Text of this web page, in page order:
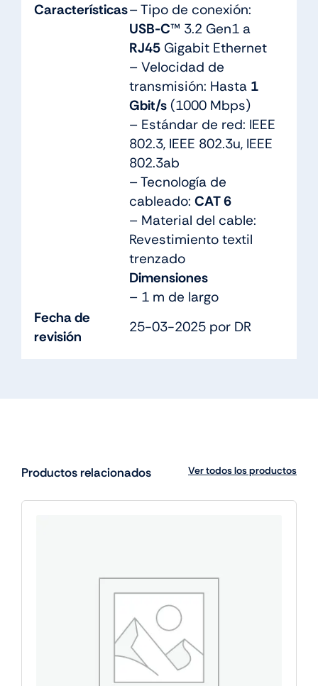
Características– Tipo de conexión:
USB-C™ 3.2 Gen1 a
RJ45Gigabit Ethernet
– Velocidad de
transmisión: Hasta 1
Gbit/s(1000 Mbps)
– Estándar de red: IEEE
802.3, IEEE 802.3u, IEEE
802.3ab
– Tecnología de
cableado: CAT 6
– Material del cable:
Revestimiento textil
trenzado
Dimensiones
– 1 m de largo
Fecha de
revisión
25-03-2025 por DR
Productos relacionados Ver todos los productos